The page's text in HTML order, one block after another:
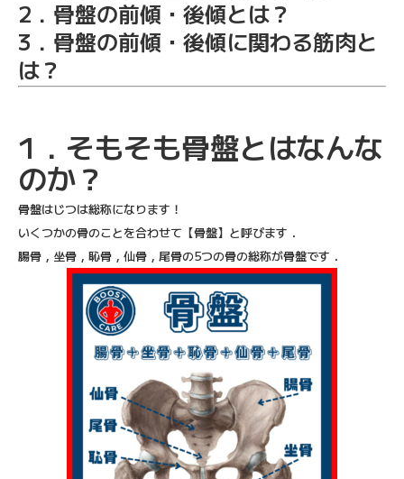
2．骨盤の前傾・後傾とは？
3．骨盤の前傾・後傾に関わる筋肉と
は？
1．そもそも骨盤とはなんな
のか？
骨盤はじつは総称になります！
いくつかの骨のことを合わせて【骨盤】と呼びます．
腸骨，坐骨，恥骨，仙骨，尾骨の5つの骨の総称が骨盤です．